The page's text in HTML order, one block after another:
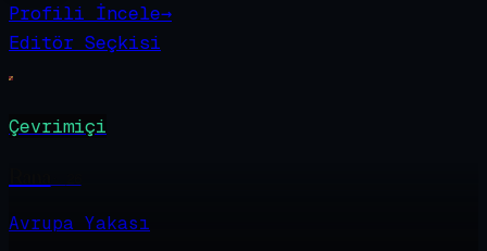
Profili İncele→
Editör Seçkisi
Çevrimiçi
Avrupa Yakası